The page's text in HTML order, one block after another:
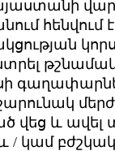
վեց և ավել
/ կամ